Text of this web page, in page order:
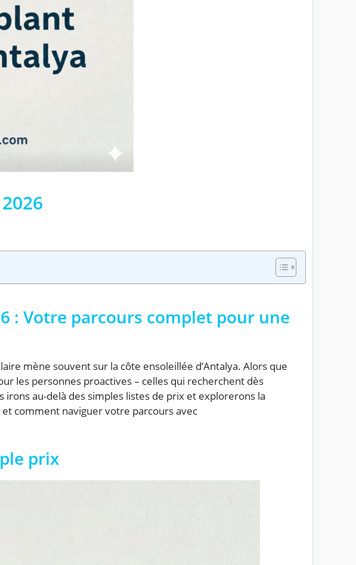
: Votre parcours complet pour une
mène souvent sur la côte ensoleillée d’Antalya. Alors que
les personnes proactives – celles qui recherchent dès
au-delà des simples listes de prix et explorerons la
comment naviguer votre parcours avec
prix